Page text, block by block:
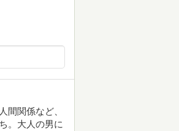
間関係など、
。大人の男に